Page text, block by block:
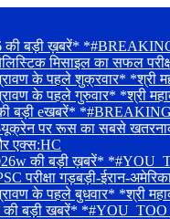
बड़ी ख़बरें*
मिसाइल का सफल
के पहले शुक्रवार* *श्री
के पहले गुरुवार* *श्री
बड़ी eखबरें*
पर रूस का सबसे
एक्स:HC
की बड़ी ख़बरें*
परीक्षा गड़बड़ी-ईरान-
के पहले बुधवार* *श्री
बड़ी खबरें*